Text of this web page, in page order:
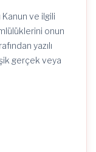
Kanun ve ilgili
onun
yazılı
gerçek veya